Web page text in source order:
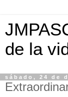
de la
sábado, 24 de